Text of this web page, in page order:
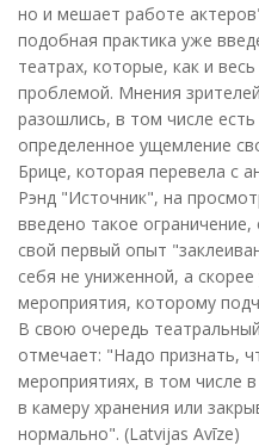
но и мешает работе
подобная практика уже
театрах, которые, как и
проблемой. Мнения
разошлись, в том числе
определенное ущемление
Брице, которая перевела с
Рэнд "Источник", на
введено такое
свой первый опыт
себя не униженной, а
мероприятия, которому
В свою очередь
отмечает: "Надо признать,
мероприятиях, в том числе
в камеру хранения или
нормально". (Latvijas Avīze)